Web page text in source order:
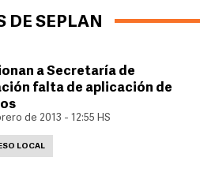
DE SEPLAN
a Secretaría de
falta de aplicación de
de 2013 - 12:55 HS
LOCAL